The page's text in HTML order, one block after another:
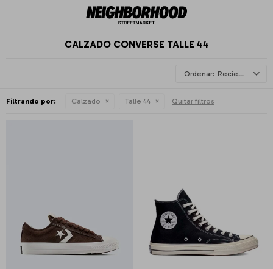
CALZADO CONVERSE TALLE 44
Recientes
Filtrando por: Calzado Talle 44 Quitar filtros